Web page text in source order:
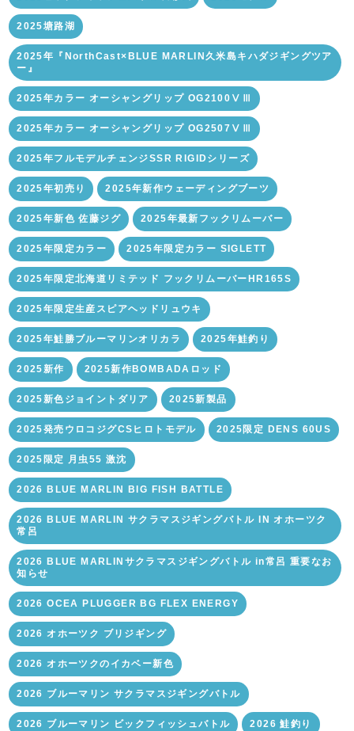
2025塘路湖
2025年『NorthCast×BLUE MARLIN久米島キハダジギングツア
ー』
2025年カラー オーシャングリップ OG2100ⅤⅢ
2025年カラー オーシャングリップ OG2507ⅤⅢ
2025年フルモデルチェンジSSR RIGIDシリーズ
2025年初売り 2025年新作ウェーディングブーツ
2025年新色 佐藤ジグ 2025年最新フックリムーバー
2025年限定カラー 2025年限定カラー SIGLETT
2025年限定北海道リミテッド フックリムーバーHR165S
2025年限定生産スピアヘッドリュウキ
2025年鮭勝ブルーマリンオリカラ 2025年鮭釣り
2025新作 2025新作BOMBADAロッド
2025新色ジョイントダリア 2025新製品
2025発売ウロコジグCSヒロトモデル 2025限定 DENS 60US
2025限定 月虫55 激沈
2026 BLUE MARLIN BIG FISH BATTLE
2026 BLUE MARLIN サクラマスジギングバトル IN オホーツク
常呂
2026 BLUE MARLINサクラマスジギングバトル in常呂 重要なお
知らせ
2026 OCEA PLUGGER BG FLEX ENERGY
2026 オホーツク ブリジギング
2026 オホーツクのイカベー新色
2026 ブルーマリン サクラマスジギングバトル
2026 ブルーマリン ビックフィッシュバトル 2026 鮭釣り